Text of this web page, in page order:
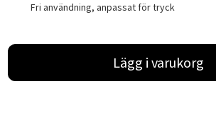
Fri användning, anpassat för tryck
Lägg i varukorg